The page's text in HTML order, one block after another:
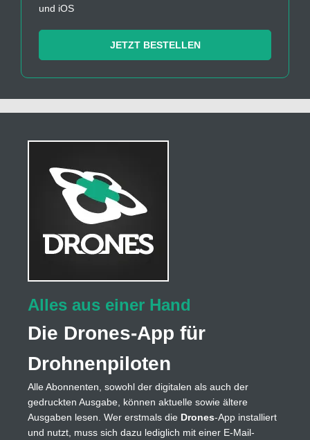
und iOS
JETZT BESTELLEN
Alles aus einer Hand
Die Drones-App für
Drohnenpiloten
Alle Abonnenten, sowohl der digitalen als auch der
gedruckten Ausgabe, können aktuelle sowie ältere
Ausgaben lesen. Wer erstmals die Drones-App installiert
und nutzt, muss sich dazu lediglich mit einer E-Mail-